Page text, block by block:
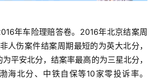
年车险理赔答卷。2016年北京结案周
人伤案件结案周期最短的为英大北分，
平安北分，结案率最高的为三星北分，
海北分、中铁自保等10家零投诉率。